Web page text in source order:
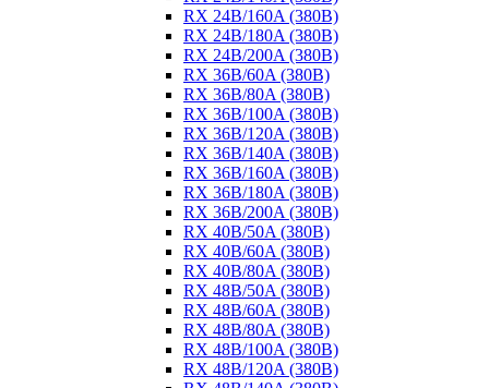
RX 24B/160A (380B)
RX 24B/180A (380B)
RX 24B/200A (380B)
RX 36B/60A (380B)
RX 36B/80A (380B)
RX 36B/100A (380B)
RX 36B/120A (380B)
RX 36B/140A (380B)
RX 36B/160A (380B)
RX 36B/180A (380B)
RX 36B/200A (380B)
RX 40B/50A (380B)
RX 40B/60A (380B)
RX 40B/80A (380B)
RX 48B/50A (380B)
RX 48B/60A (380B)
RX 48B/80A (380B)
RX 48B/100A (380B)
RX 48B/120A (380B)